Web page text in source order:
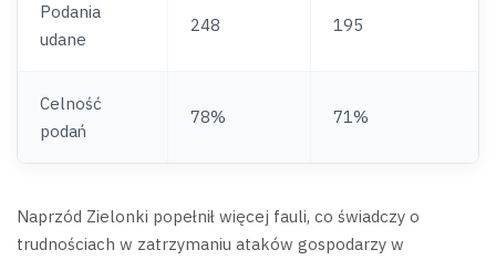
Podania
udane
248 195
Celność
podań
78% 71%
Naprzód Zielonki popełnił więcej fauli, co świadczy o
trudnościach w zatrzymaniu ataków gospodarzy w